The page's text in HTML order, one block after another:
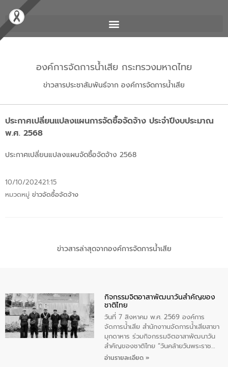
องค์การจัดการน้ำเสีย กระทรวงมหาดไทย
ข่าวสารประชาสัมพันธ์จาก องค์การจัดการน้ำเสีย
ประกาศเปลี่ยนแปลงแผนการจัดซื้อจัดจ้าง ประจำปีงบประมาณ
พ.ศ. 2568
ประกาศเปลี่ยนแปลงแผนจัดซื้อจัดจ้าง 2568
10/10/202421:15
หมวดหมู่ ข่าวจัดซื้อจัดจ้าง
ข่าวสารล่าสุดจากองค์การจัดการน้ำเสีย
กิจกรรมจิตอาสาพัฒนาวันสําคัญของ
ชาติไทย
วันที่ 7 สิงหาคม พ.ศ. 2569 องค์การ
จัดการน้ำเสีย สำนักงาานจัดการน้ำเสียสาขา
มุกดาหาร ร่วมกิจกรรมจิตอาสาพัฒนาวัน
สําคัญของชาติไทย “วันคล้ายวันพระราช
สมภพ สมเด็จพระนางเจ้าสิริกิติ์พระบรม
อ่านรายละเอียด »